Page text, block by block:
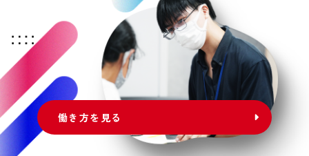
働き方を見る